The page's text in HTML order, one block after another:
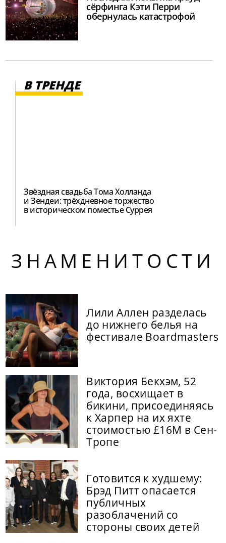
сёрфинга Кэти Перри
обернулась катастрофой
В ТРЕНДЕ
Звёздная свадьба Тома Холланда
и Зендеи: трёхдневное торжество
в историческом поместье Суррея
ЗНАМЕНИТОСТИ
Лили Аллен разделась
до нижнего белья на
фестивале Boardmasters
Виктория Бекхэм, 52
года, восхищает в
бикини, присоединяясь
к Харпер на их яхте
стоимостью £16M в Сен-
Тропе
Готовится к худшему:
Брэд Питт опасается
публичных
разоблачений со
стороны своих детей